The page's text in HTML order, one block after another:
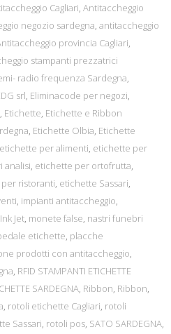
Cagliari, Antitaccheggio
negozio sardegna, antitaccheggio
provincia Cagliari,
stampanti prezzatrici
radio frequenza Sardegna,
srl, Eliminacode per negozi,
, Etichette, Etichette e Ribbon
, Etichette Olbia, Etichette
etichette per alimenti, etichette per
analisi, etichette per ortofrutta,
ristoranti, etichette Sassari,
, impianti antitaccheggio,
Jet, monete false, nastri funebri
etichette, placche
prodotti con antitaccheggio,
, RFID STAMPANTI ETICHETTE
SARDEGNA, Ribbon, Ribbon,
, rotoli etichette Cagliari, rotoli
Sassari, rotoli pos, SATO SARDEGNA,